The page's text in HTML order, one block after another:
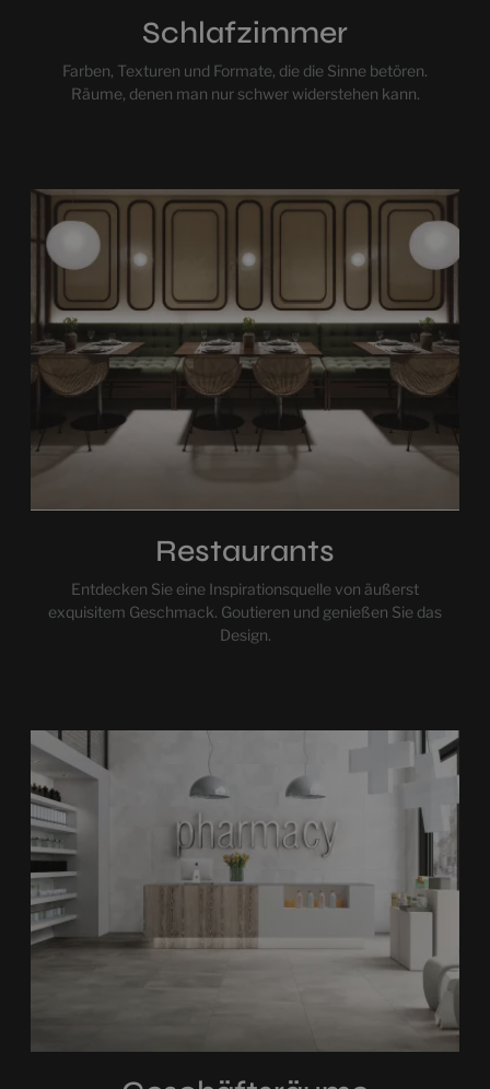
Schlafzimmer
Farben, Texturen und Formate, die die Sinne betören.
Räume, denen man nur schwer widerstehen kann.
Restaurants
Entdecken Sie eine Inspirationsquelle von äußerst
exquisitem Geschmack. Goutieren und genießen Sie das
Design.